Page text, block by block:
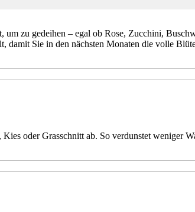
um zu gedeihen – egal ob Rose, Zucchini,
damit Sie in den nächsten Monaten die volle
oder Grasschnitt ab. So verdunstet weniger